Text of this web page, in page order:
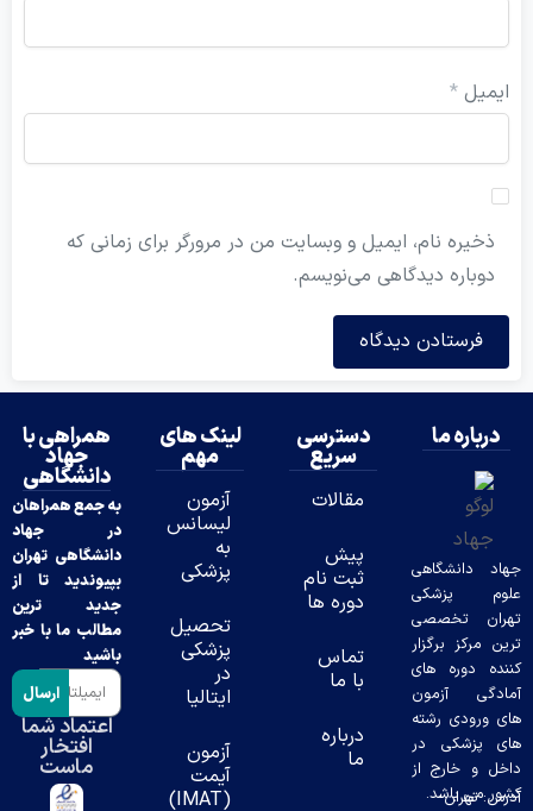
*
ذخیره نام، ایمیل و وبسایت من در مرورگر برای زمانی که
دوباره دیدگاهی می‌نویسم.
درباره ما
دانشگاهی
پزشکی
تخصصی
مرکز برگزار
دوره های
آزمون
ورودی رشته
پزشکی در
و خارج از
می باشد.
تهران-
دسترسی
سریع
مقالات
پیش
ثبت نام
دوره ها
تماس
با ما
درباره
لینک های
مهم
آزمون
لیسانس
پزشکی
تحصیل
پزشکی
ایتالیا
آزمون
آیمت
همراهی با
جهاد
دانشگاهی
به جمع همراهان
در جهاد
دانشگاهی تهران
بپیوندید تا از
جدید ترین
مطالب ما با خبر
باشید
ارسال
اعتماد شما
افتخار
ماست